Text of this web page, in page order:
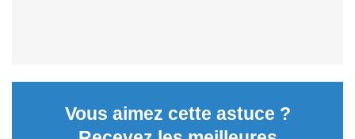
Vous aimez cette astuce ?